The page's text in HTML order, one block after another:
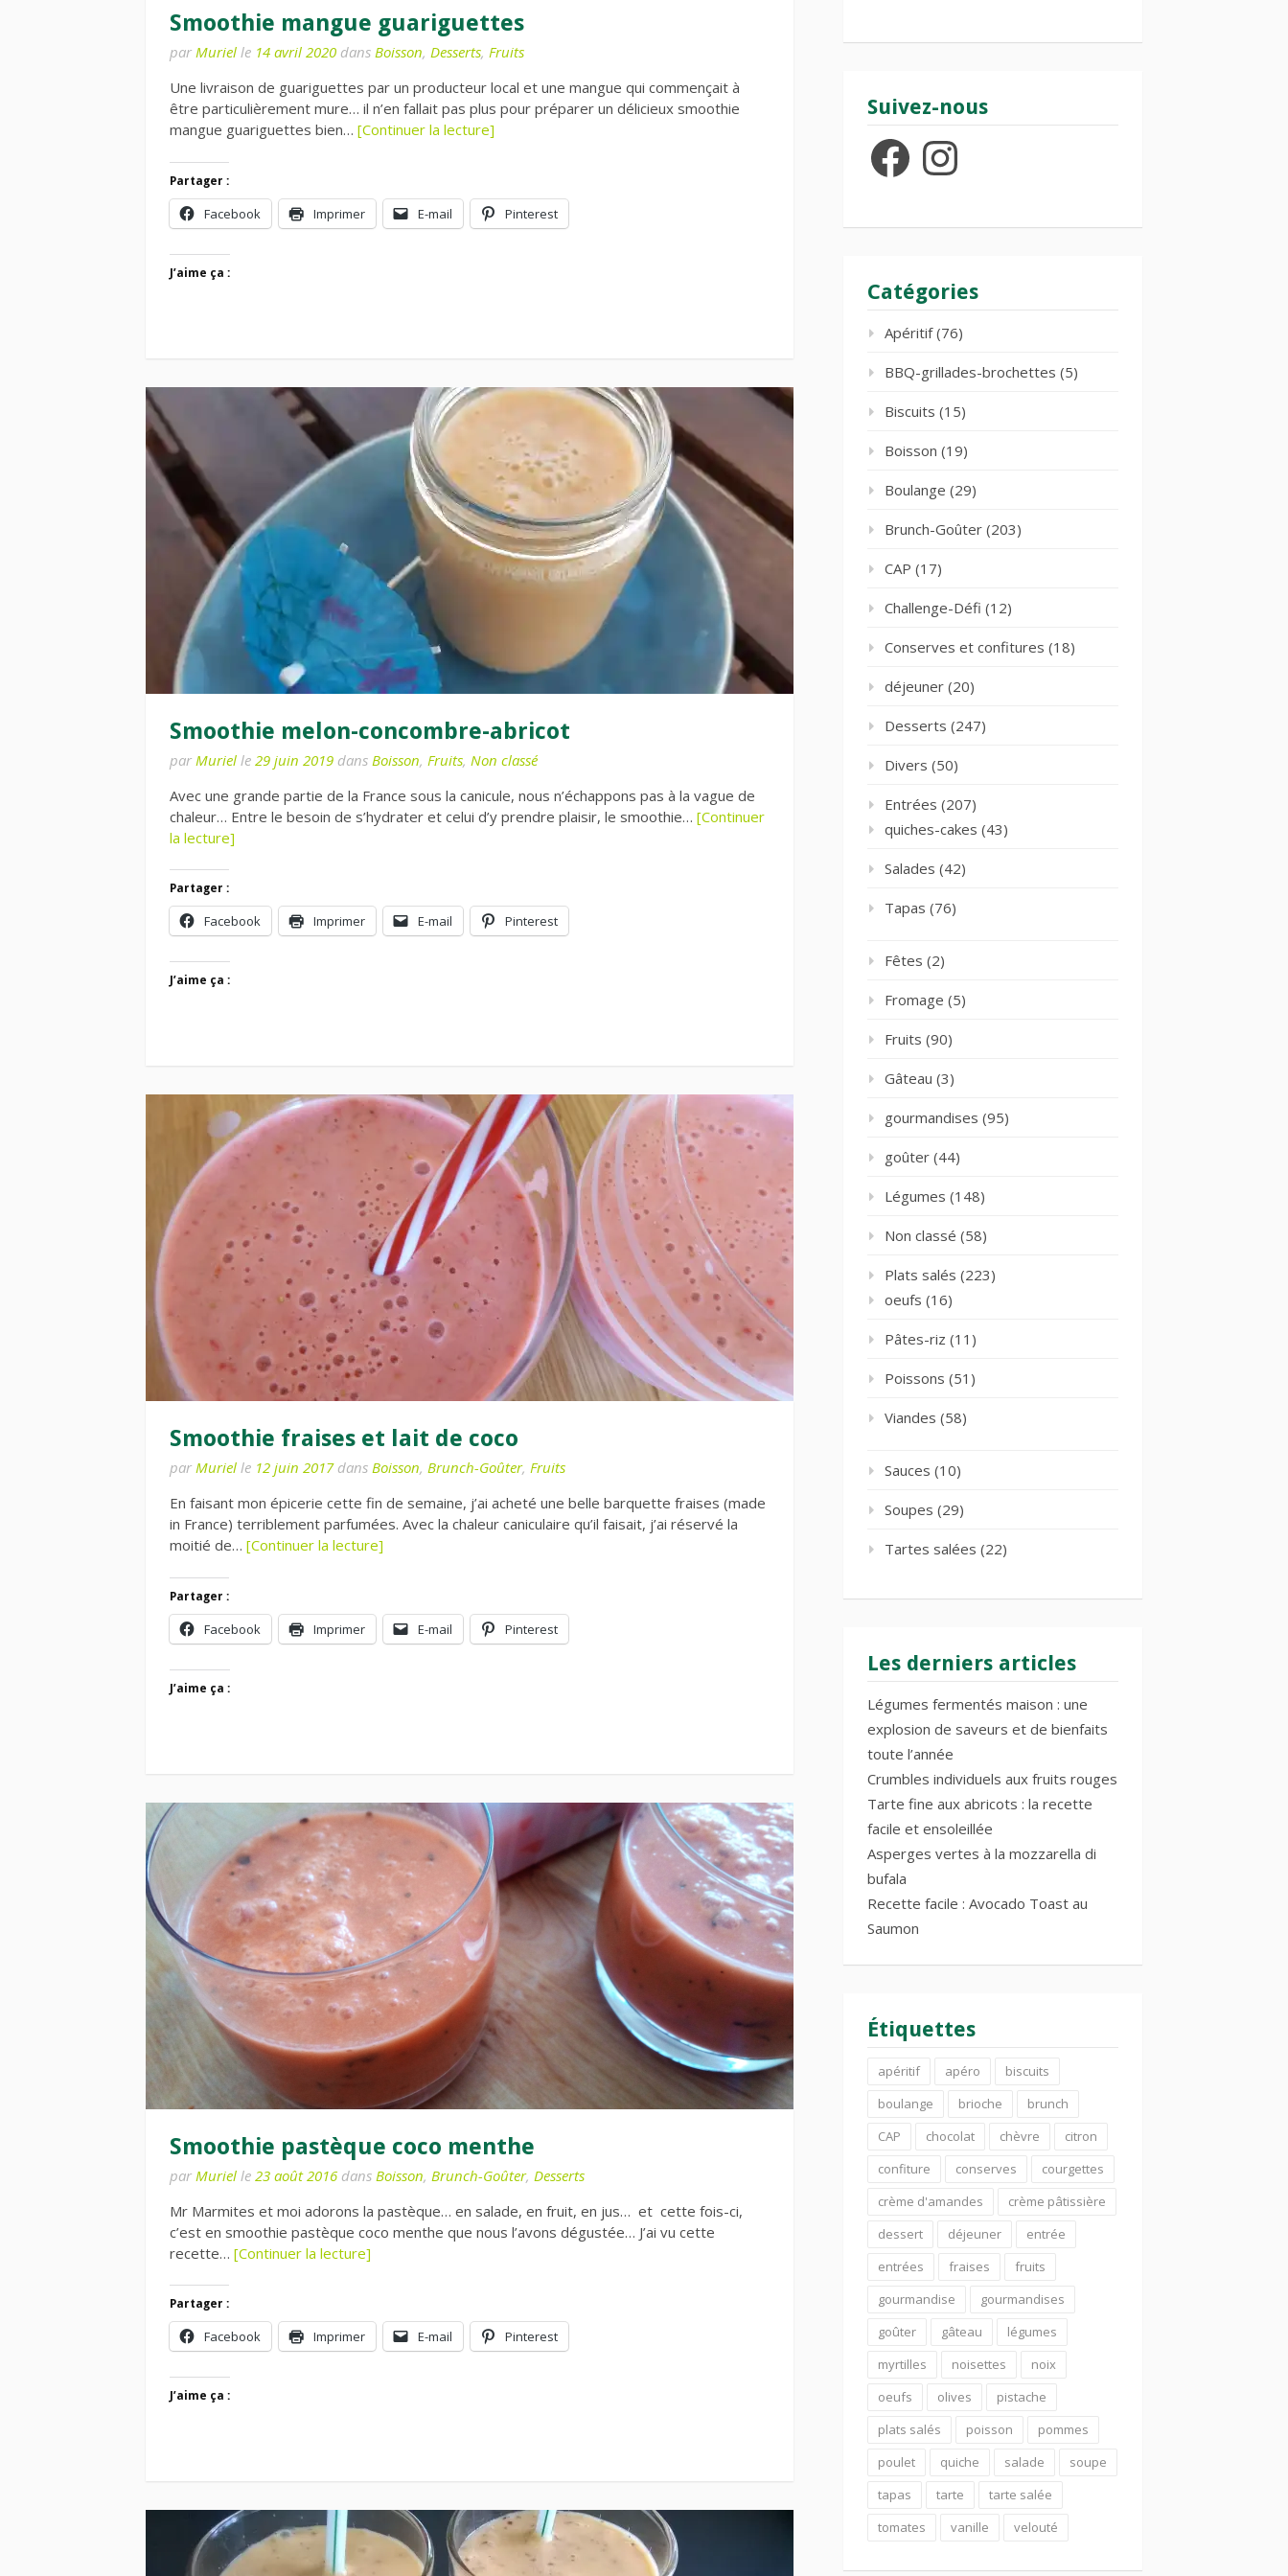
Smoothie mangue guariguettes
par Muriel le 14 avril 2020 dans Boisson, Desserts, Fruits
Une livraison de guariguettes par un producteur local et une mangue qui commençait à
être particulièrement mure… il n’en fallait pas plus pour préparer un délicieux smoothie
mangue guariguettes bien… [Continuer la lecture]
Partager :
Facebook Imprimer E-mail Pinterest
J’aime ça :
Smoothie melon-concombre-abricot
par Muriel le 29 juin 2019 dans Boisson, Fruits, Non classé
Avec une grande partie de la France sous la canicule, nous n’échappons pas à la vague de
chaleur… Entre le besoin de s’hydrater et celui d’y prendre plaisir, le smoothie… [Continuer
la lecture]
Partager :
Facebook Imprimer E-mail Pinterest
J’aime ça :
Smoothie fraises et lait de coco
par Muriel le 12 juin 2017dans Boisson, Brunch-Goûter, Fruits
En faisant mon épicerie cette fin de semaine, j’ai acheté une belle barquette fraises (made
in France) terriblement parfumées. Avec la chaleur caniculaire qu’il faisait, j’ai réservé la
moitié de… [Continuer la lecture]
Partager :
Facebook Imprimer E-mail Pinterest
J’aime ça :
Smoothie pastèque coco menthe
par Muriel le 23 août 2016 dans Boisson, Brunch-Goûter, Desserts
Mr Marmites et moi adorons la pastèque… en salade, en fruit, en jus… et cette fois-ci,
c’est en smoothie pastèque coco menthe que nous l’avons dégustée… J’ai vu cette
recette… [Continuer la lecture]
Partager :
Facebook Imprimer E-mail Pinterest
J’aime ça :
Suivez-nous
FacebookInstagram
Catégories
Apéritif(76)
BBQ-grillades-brochettes (5)
Biscuits (15)
Boisson (19)
Boulange (29)
Brunch-Goûter (203)
CAP (17)
Challenge-Défi (12)
Conserves et confitures (18)
déjeuner (20)
Desserts (247)
Divers (50)
Entrées (207)
quiches-cakes (43)
Salades (42)
Tapas (76)
Fêtes (2)
Fromage (5)
Fruits (90)
Gâteau (3)
gourmandises (95)
goûter (44)
Légumes (148)
Non classé (58)
Plats salés (223)
oeufs (16)
Pâtes-riz (11)
Poissons (51)
Viandes (58)
Sauces (10)
Soupes (29)
Tartes salées (22)
Les derniers articles
Légumes fermentés maison : une
explosion de saveurs et de bienfaits
toute l’année
Crumbles individuels aux fruits rouges
Tarte fine aux abricots : la recette
facile et ensoleillée
Asperges vertes à la mozzarella di
bufala
Recette facile : Avocado Toast au
Saumon
Étiquettes
apéritif apéro
biscuits
boulange
brioche
brunch
CAP
chocolat chèvre
citron
confiture
conserves
courgettes
crème d'amandes
crème pâtissière
dessert
déjeuner
entrée
entrées
fraises
fruits
gourmandise
gourmandises
goûter
gâteau
légumes
myrtilles
noisettes
noix
oeufs
olives
pistache
plats salés
poisson
pommes
poulet
quiche salade
soupe
tapas
tarte
tarte salée
tomates
vanille velouté